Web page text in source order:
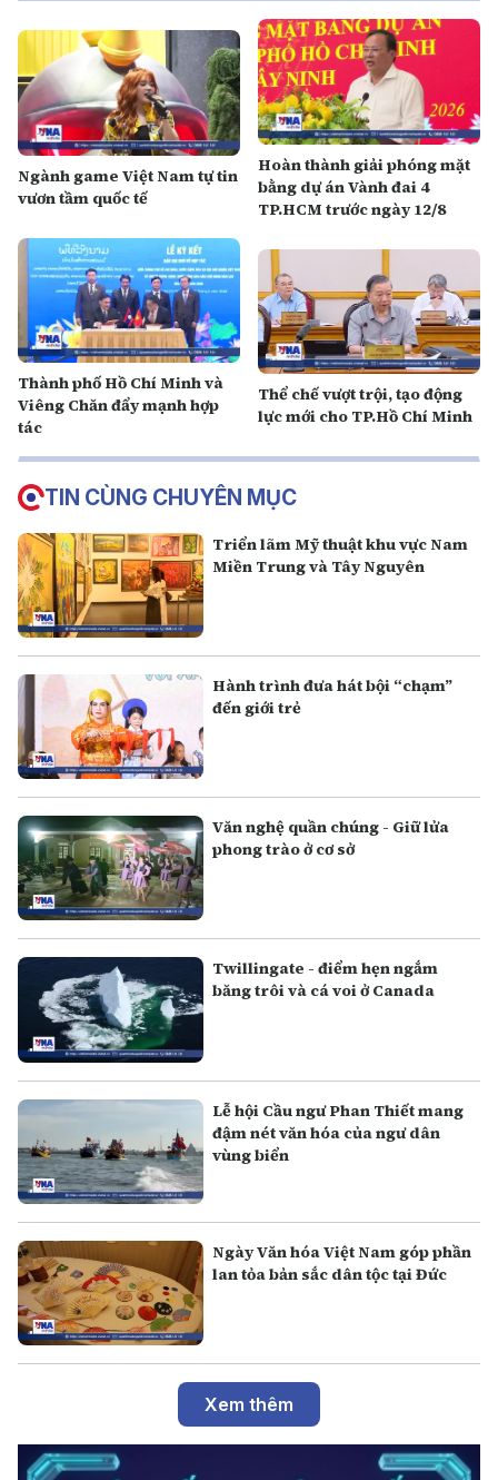
Ngành game Việt Nam tự tin
vươn tầm quốc tế
Hoàn thành giải phóng mặt
bằng dự án Vành đai 4
TP.HCM trước ngày 12/8
Thành phố Hồ Chí Minh và
Viêng Chăn đẩy mạnh hợp
tác
Thể chế vượt trội, tạo động
lực mới cho TP.Hồ Chí Minh
TIN CÙNG CHUYÊN MỤC
Triển lãm Mỹ thuật khu vực Nam
Miền Trung và Tây Nguyên
Hành trình đưa hát bội “chạm”
đến giới trẻ
Văn nghệ quần chúng - Giữ lửa
phong trào ở cơ sở
Twillingate - điểm hẹn ngắm
băng trôi và cá voi ở Canada
Lễ hội Cầu ngư Phan Thiết mang
đậm nét văn hóa của ngư dân
vùng biển
Ngày Văn hóa Việt Nam góp phần
lan tỏa bản sắc dân tộc tại Đức
Xem thêm